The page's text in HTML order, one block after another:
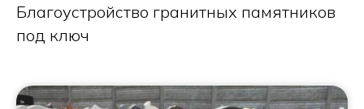
Благоустройство гранитных памятников
под ключ